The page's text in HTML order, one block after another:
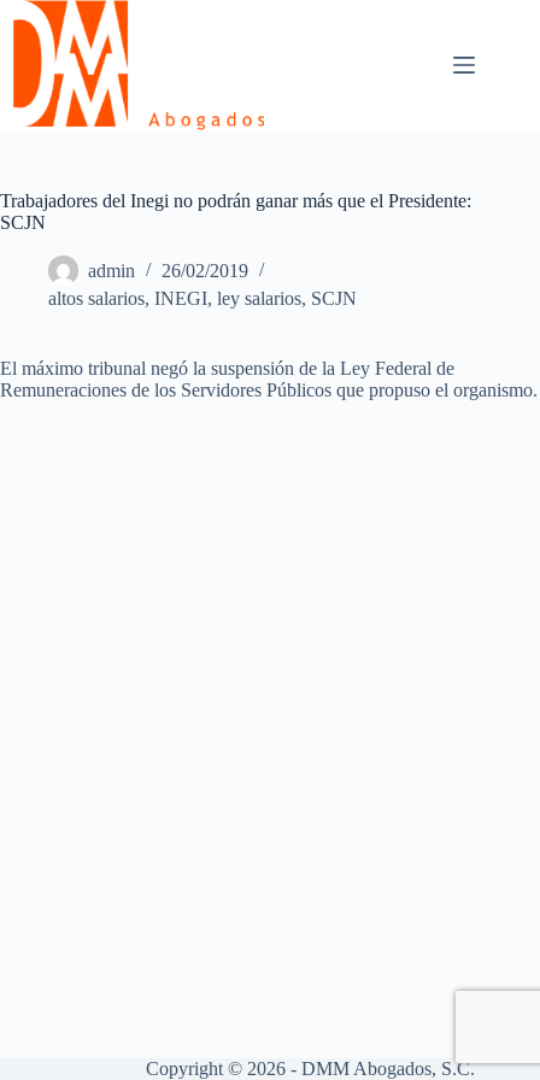
Skip
content
Trabajadores del Inegi no podrán ganar más que el Presidente:
SCJN
admin
26/02/2019
altos salarios, INEGI, ley salarios, SCJN
El máximo tribunal negó la suspensión de la Ley Federal de
Remuneraciones de los Servidores Públicos que propuso el organismo.
Copyright © 2026 - DMM Abogados, S.C.